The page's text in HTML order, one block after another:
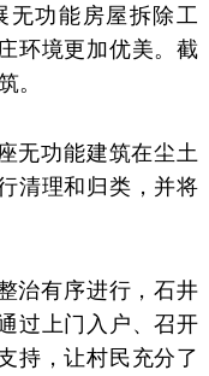
无功能房屋拆除工
环境更加优美。截
。
无功能建筑在尘土
清理和归类，并将
治有序进行，石井
过上门入户、召开
持，让村民充分了